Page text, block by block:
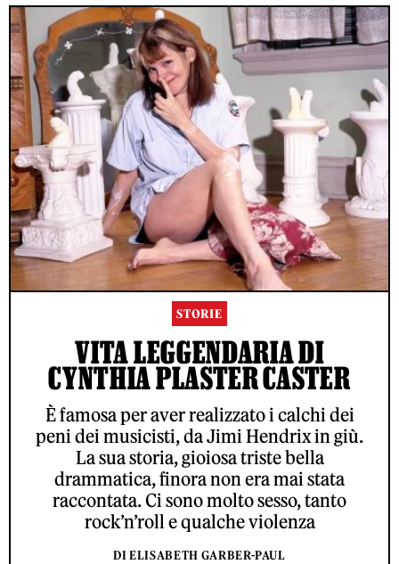
STORIE
VITA LEGGENDARIA DI
CYNTHIA PLASTER CASTER
È famosa per aver realizzato i calchi dei
peni dei musicisti, da Jimi Hendrix in giù.
La sua storia, gioiosa triste bella
drammatica, finora non era mai stata
raccontata. Ci sono molto sesso, tanto
rock’n’roll e qualche violenza
DI ELISABETH GARBER-PAUL